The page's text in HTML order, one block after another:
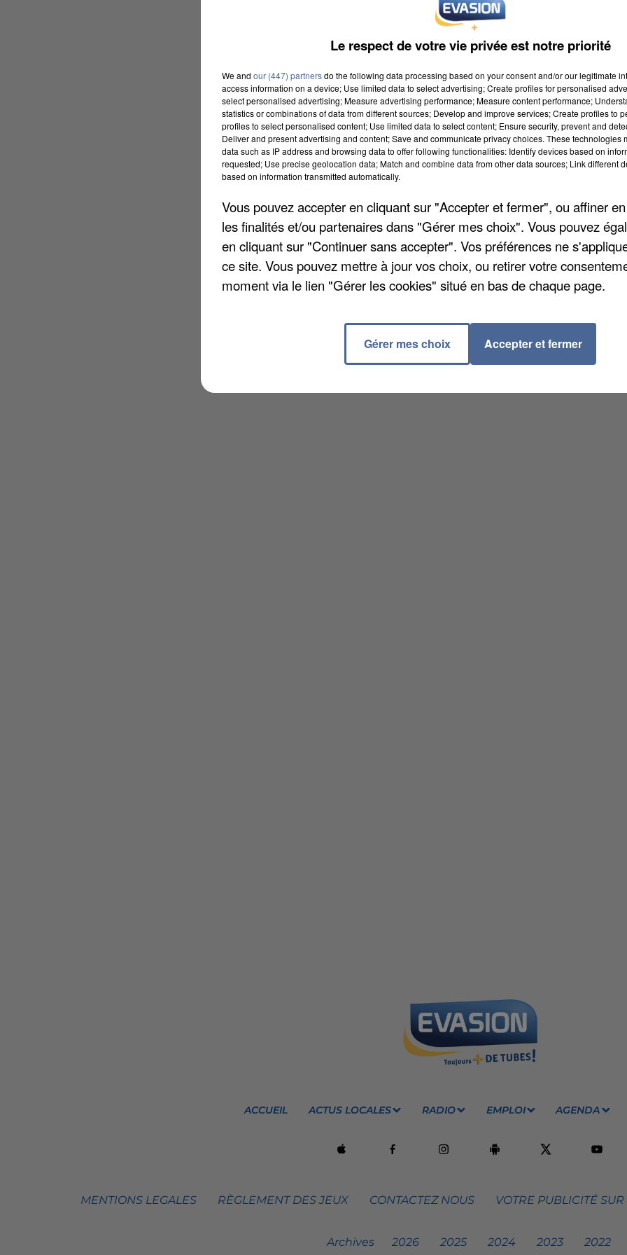
ACCUEIL ACTUS LOCALES RADIO EMPLOI AGENDA
MENTIONS LEGALES RÈGLEMENT DES JEUX CONTACTEZ NOUS VOTRE PUBLICITÉ
Archives 2026 2025 2024 2023 2022
Le respect de votre vie privée est notre priorité
We and our (447) partnersdo the following data processing based on your consent and/or our legitimate
access information on a device; Use limited data to select advertising; Create profiles for personalised
select personalised advertising; Measure advertising performance; Measure content performance;
statistics or combinations of data from different sources; Develop and improve services; Create profiles to
profiles to select personalised content; Use limited data to select content; Ensure security, prevent and
Deliver and present advertising and content; Save and communicate privacy choices. These technologies
data such as IP address and browsing data to offer following functionalities: Identify devices based on
requested; Use precise geolocation data; Match and combine data from other data sources; Link different
based on information transmitted automatically.
Vous pouvez accepter en cliquant sur "Accepter et fermer", ou affiner
les finalités et/ou partenaires dans "Gérer mes choix". Vous pouvez
en cliquant sur "Continuer sans accepter". Vos préférences ne
ce site. Vous pouvez mettre à jour vos choix, ou retirer votre
moment via le lien "Gérer les cookies" situé en bas de chaque page.
Gérer mes choix Accepter et fermer